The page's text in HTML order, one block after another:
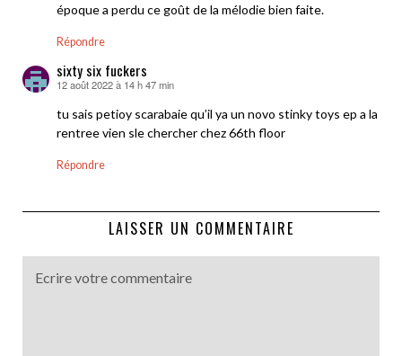
époque a perdu ce goût de la mélodie bien faite.
Répondre
sixty six fuckers
dit :
12 août 2022 à 14 h 47 min
tu sais petioy scarabaie qu’il ya un novo stinky toys ep a la
rentree vien sle chercher chez 66th floor
Répondre
LAISSER UN COMMENTAIRE